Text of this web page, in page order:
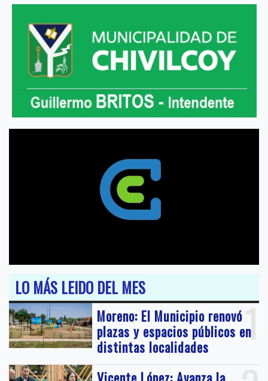
LO MÁS LEIDO DEL MES
1
Moreno: El Municipio renovó
plazas y espacios públicos en
distintas localidades